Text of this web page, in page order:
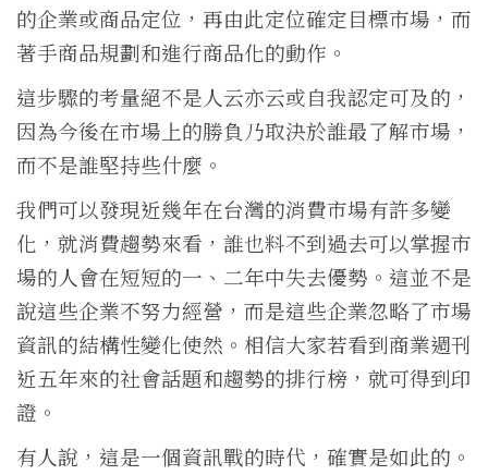
的企業或商品定位，再由此定位確定目標市場，而
著手商品規劃和進行商品化的動作。
這步驟的考量絕不是人云亦云或自我認定可及的，
因為今後在市場上的勝負乃取決於誰最了解市場，
而不是誰堅持些什麼。
我們可以發現近幾年在台灣的消費市場有許多變
化，就消費趨勢來看，誰也料不到過去可以掌握市
場的人會在短短的一、二年中失去優勢。這並不是
說這些企業不努力經營，而是這些企業忽略了市場
資訊的結構性變化使然。相信大家若看到商業週刊
近五年來的社會話題和趨勢的排行榜，就可得到印
證。
有人說，這是一個資訊戰的時代，確實是如此的。